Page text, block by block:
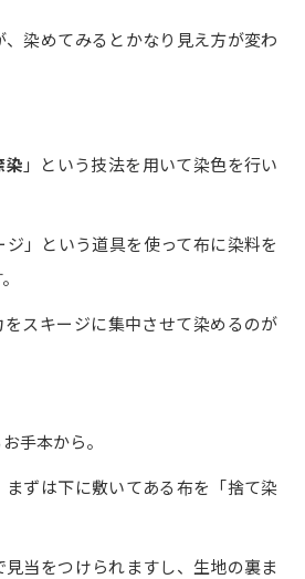
染めてみるとかなり見え方が変わ
染 」という技法を用いて染色を行い
」という道具を使って布に染料を
スキージに集中させて染めるのが
手本から。
ずは下に敷いてある布を「捨て染
見当をつけられますし、生地の裏ま